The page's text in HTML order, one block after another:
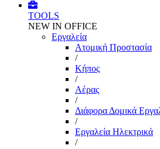
TOOLS
NEW IN OFFICE
Εργαλεία
Aτομική Προστασία
/
Kήπος
/
Αέρας
/
Διάφορα Δομικά
/
Εργαλεία Ηλεκτρικά
/